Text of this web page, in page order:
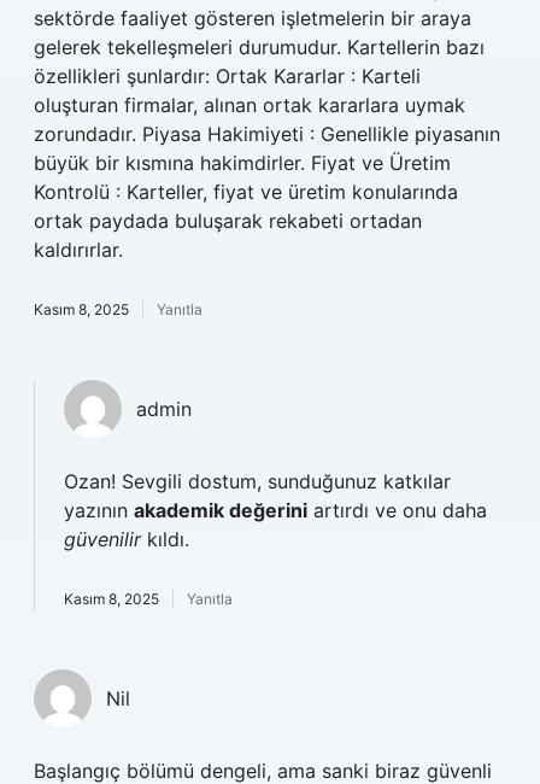
sektörde faaliyet gösteren işletmelerin bir araya
gelerek tekelleşmeleri durumudur. Kartellerin bazı
özellikleri şunlardır: Ortak Kararlar : Karteli
oluşturan firmalar, alınan ortak kararlara uymak
zorundadır. Piyasa Hakimiyeti : Genellikle piyasanın
büyük bir kısmına hakimdirler. Fiyat ve Üretim
Kontrolü : Karteller, fiyat ve üretim konularında
ortak paydada buluşarak rekabeti ortadan
kaldırırlar.
Kasım 8, 2025 Yanıtla
admin
Ozan! Sevgili dostum, sunduğunuz katkılar
yazının akademik değerini artırdı ve onu daha
güvenilirkıldı.
Kasım 8, 2025 Yanıtla
Nil
Başlangıç bölümü dengeli, ama sanki biraz güvenli